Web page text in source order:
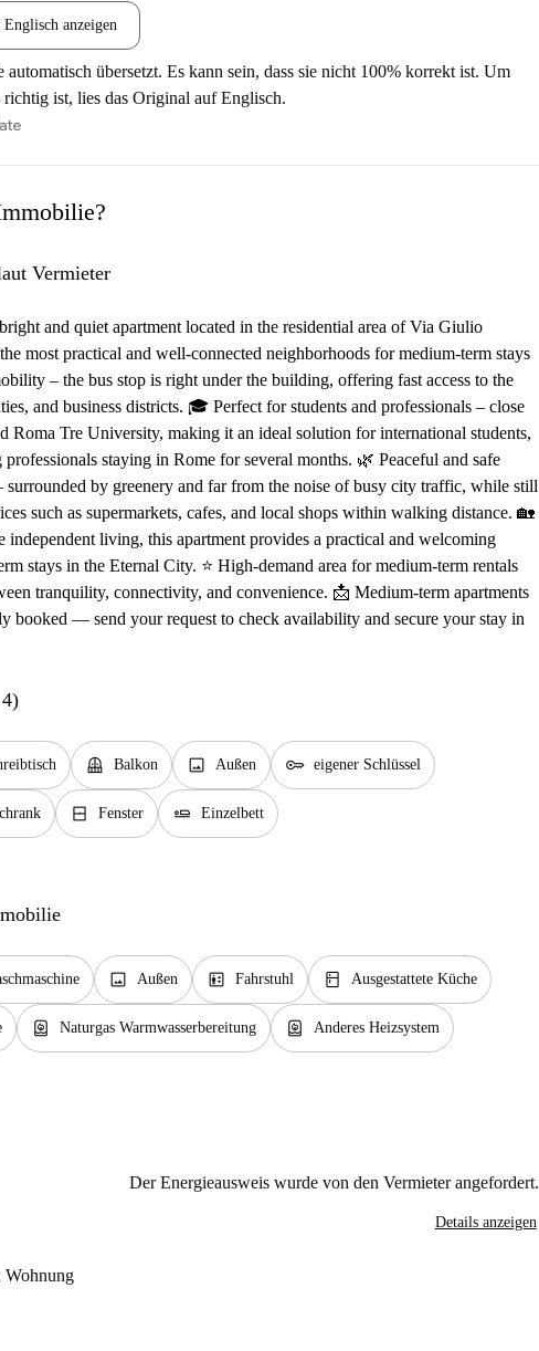
anzeigen
übersetzt. Es kann sein, dass sie nicht 100% korrekt ist. Um
richtig ist, lies das Original auf Englisch.
Vermieter
and quiet apartment located in the residential area of Via Giulio
most practical and well-connected neighborhoods for medium-term stays
– the bus stop is right under the building, offering fast access to the
and business districts. 🎓 Perfect for students and professionals – close
Tre University, making it an ideal solution for international students,
staying in Rome for several months. 🌿 Peaceful and safe
surrounded by greenery and far from the noise of busy city traffic, while still
such as supermarkets, cafes, and local shops within walking distance. 🏡
independent living, this apartment provides a practical and welcoming
stays in the Eternal City. ⭐ High-demand area for medium-term rentals
tranquility, connectivity, and convenience. 📩 Medium-term apartments
booked — send your request to check availability and secure your stay in
balcony Balkon image Außen key eigener Schlüssel
window_closed Fenster airline_seat_flat Einzelbett
image Außen elevator Fahrstuhl kitchen Ausgestattete Küche
water_heater Naturgas Warmwasserbereitung water_heater Anderes Heizsystem
Der Energieausweis wurde von den Vermieter angefordert.
Details anzeigen
Wohnung